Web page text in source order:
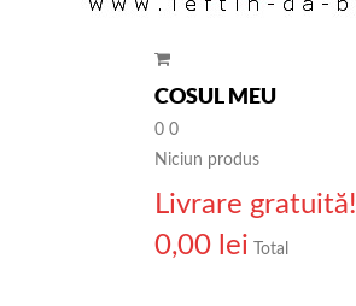
COSUL MEU
0 0
Niciun produs
Livrare gratuită!
0,00 lei Total